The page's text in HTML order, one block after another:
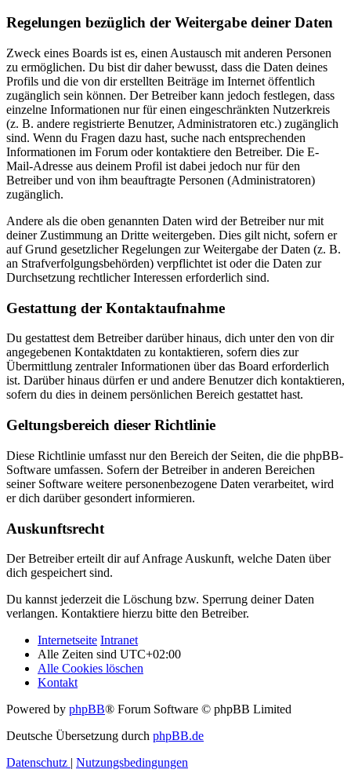
Regelungen bezüglich der Weitergabe deiner Daten
Zweck eines Boards ist es, einen Austausch mit anderen Personen
zu ermöglichen. Du bist dir daher bewusst, dass die Daten deines
Profils und die von dir erstellten Beiträge im Internet öffentlich
zugänglich sein können. Der Betreiber kann jedoch festlegen, dass
einzelne Informationen nur für einen eingeschränkten Nutzerkreis
(z. B. andere registrierte Benutzer, Administratoren etc.) zugänglich
sind. Wenn du Fragen dazu hast, suche nach entsprechenden
Informationen im Forum oder kontaktiere den Betreiber. Die E-
Mail-Adresse aus deinem Profil ist dabei jedoch nur für den
Betreiber und von ihm beauftragte Personen (Administratoren)
zugänglich.
Andere als die oben genannten Daten wird der Betreiber nur mit
deiner Zustimmung an Dritte weitergeben. Dies gilt nicht, sofern er
auf Grund gesetzlicher Regelungen zur Weitergabe der Daten (z. B.
an Strafverfolgungsbehörden) verpflichtet ist oder die Daten zur
Durchsetzung rechtlicher Interessen erforderlich sind.
Gestattung der Kontaktaufnahme
Du gestattest dem Betreiber darüber hinaus, dich unter den von dir
angegebenen Kontaktdaten zu kontaktieren, sofern dies zur
Übermittlung zentraler Informationen über das Board erforderlich
ist. Darüber hinaus dürfen er und andere Benutzer dich kontaktieren,
sofern du dies in deinem persönlichen Bereich gestattet hast.
Geltungsbereich dieser Richtlinie
Diese Richtlinie umfasst nur den Bereich der Seiten, die die phpBB-
Software umfassen. Sofern der Betreiber in anderen Bereichen
seiner Software weitere personenbezogene Daten verarbeitet, wird
er dich darüber gesondert informieren.
Auskunftsrecht
Der Betreiber erteilt dir auf Anfrage Auskunft, welche Daten über
dich gespeichert sind.
Du kannst jederzeit die Löschung bzw. Sperrung deiner Daten
verlangen. Kontaktiere hierzu bitte den Betreiber.
Internetseite Intranet
Alle Zeiten sind UTC+02:00
Alle Cookies löschen
Kontakt
Powered by phpBB® Forum Software © phpBB Limited
Deutsche Übersetzung durch phpBB.de
Datenschutz | Nutzungsbedingungen